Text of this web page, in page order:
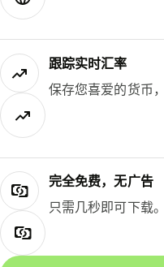
跟踪实时汇率
保存您喜爱的货币
完全免费，无广告
只需几秒即可下载